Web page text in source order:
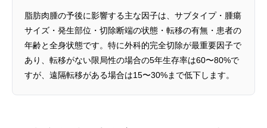
脂肪肉腫の予後に影響する主な因子は、サブタイプ・腫瘍
サイズ・発生部位・切除断端の状態・転移の有無・患者の
年齢と全身状態です。特に外科的完全切除が最重要因子で
あり、転移がない限局性の場合の5年生存率は60〜80%で
すが、遠隔転移がある場合は15〜30%まで低下します。